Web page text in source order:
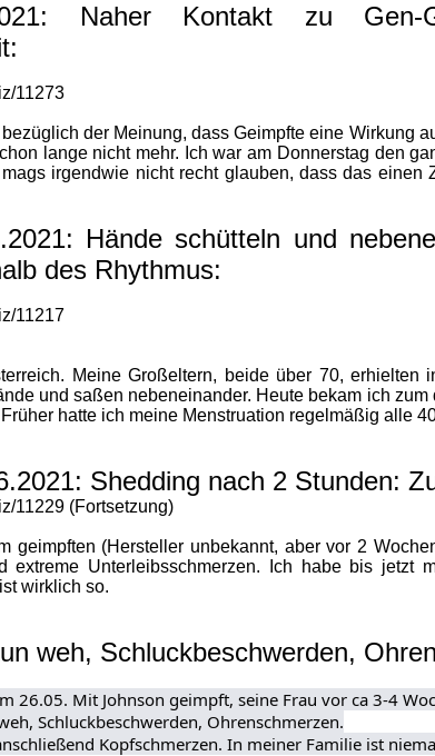
Naher Kontakt zu Gen-
11273
der Meinung, dass Geimpfte eine Wirkung
lange nicht mehr. Ich war am Donnerstag den
irgendwie nicht recht glauben, dass das
Hände schütteln und
des Rhythmus:
11217
Meine Großeltern, beide über 70,
und saßen nebeneinander. Heute bekam ich
hatte ich meine Menstruation regelmäßig alle
Shedding nach 2 Stunden:
11229 (Fortsetzung)
geimpften (Hersteller unbekannt, aber vor 2
Unterleibsschmerzen. Ich habe bis jetzt
wirklich so.
weh, Schluckbeschwerden,
26.05. Mit Johnson geimpft, seine Frau vor ca 3-4
Schluckbeschwerden, Ohrenschmerzen.
Kopfschmerzen. In meiner Familie ist